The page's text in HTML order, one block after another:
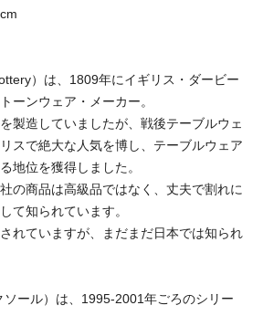
）は、1809年にイギリス・ダービー
ーンウェア・メーカー。
製造していましたが、戦後テーブルウェ
スで絶大な人気を博し、テーブルウェア
地位を獲得しました。
の商品は高級品ではなく、丈夫で割れに
て知られています。
れていますが、まだまだ日本では知られ
ール）は、1995-2001年ごろのシリー